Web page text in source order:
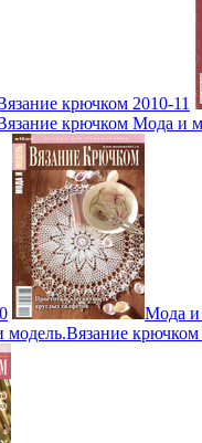
крючком 2010-11
крючком Мода и
Мода и
крючком